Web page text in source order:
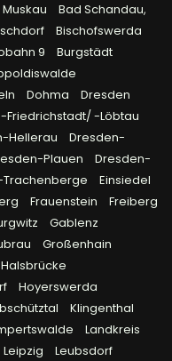
Bad Schandau,
Bischofswerda
9
Burgstädt
Dohma
Dresden
Friedrichstadt/ -Löbtau
Hellerau
Dresden-
Plauen
Dresden-
Einsiedel
Frauenstein
Freiberg
Gablenz
Großenhain
Halsbrücke
Hoyerswerda
Klingenthal
Landkreis
Leipzig
Leubsdorf